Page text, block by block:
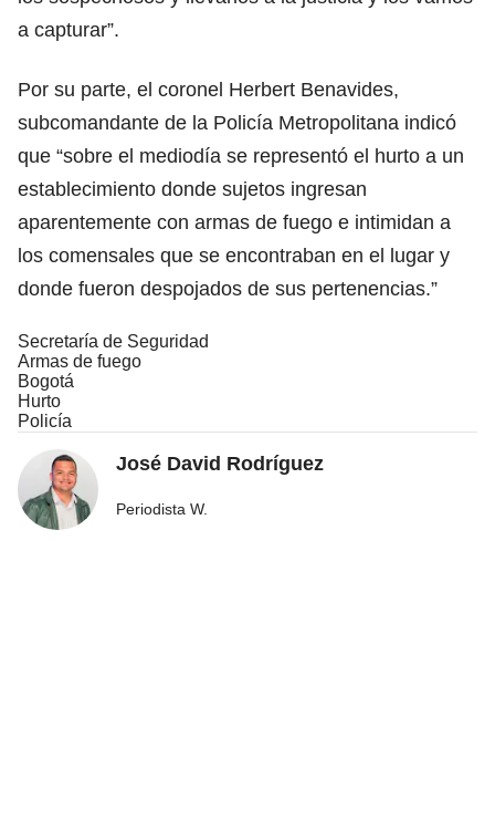
a capturar”.
Por su parte, el coronel Herbert Benavides,
subcomandante de la Policía Metropolitana indicó
que “sobre el mediodía se representó el hurto a un
establecimiento donde sujetos ingresan
aparentemente con armas de fuego e intimidan a
los comensales que se encontraban en el lugar y
donde fueron despojados de sus pertenencias.”
Secretaría de Seguridad
Armas de fuego
Bogotá
Hurto
Policía
José David Rodríguez
Periodista W.